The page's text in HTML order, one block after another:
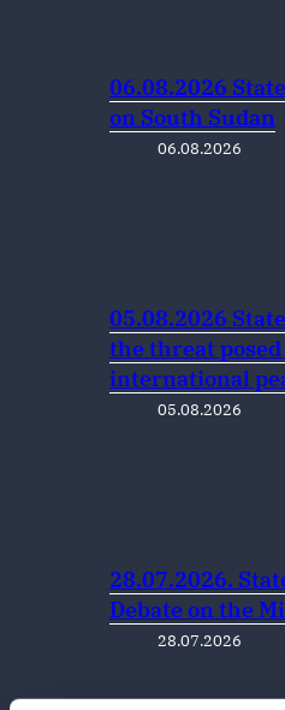
06.08.2026
on South Sudan
06.08.2026
05.08.2026
the threat
international
05.08.2026
28.07.2026.
Debate on the
28.07.2026